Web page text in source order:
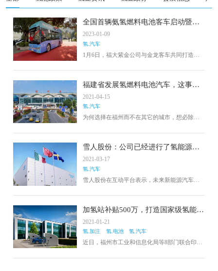
全国首辆氨氢燃料电池客车启动暨签
约仪式举行
2023-01-09
氢.汽车
1月6日，福大紫金公司与金龙客车共同打造的
州大学举行。随后，在与会领导和嘉宾的见证
下，福大紫金公司与金龙客车签订了氨氢能源
客车新车型开发合作协议。
福建省发展氢燃料电池汽车，这事可
靠不可靠？
2021-04-15
氢.汽车
为何选择在福州而不在其它的城市，想必除了
州所拥有的本地资源。
雪人股份：公司已经进行了氢能源产
业链完整布局
2021-03-17
氢.汽车
雪人股份在互动平台表示，未来新能源汽车将
了氢能源产业链完整布局，储备了厦门金龙
加氢站补贴500万，打造国家级氢能示
范基地！看福州如何实现后来者居
上？
2021-01-21
氢.加注 氢.电池 氢.汽车
​近日，福州市工业和信息化局等8部门联合印发
办法指出，对于日加氢能力达到500kg/d的